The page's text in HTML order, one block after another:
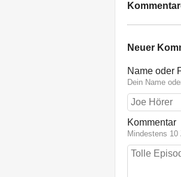
Neuer
Name oder
Dein Name
Kommentar
Mindestens 10